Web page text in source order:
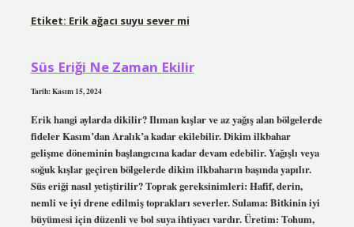
Etiket: Erik ağacı suyu sever mi
Süs Eriği Ne Zaman Ekilir
Tarih: Kasım 15, 2024
Erik hangi aylarda dikilir? Ilıman kışlar ve az yağış alan bölgelerde
fideler Kasım’dan Aralık’a kadar ekilebilir. Dikim ilkbahar
gelişme döneminin başlangıcına kadar devam edebilir. Yağışlı veya
soğuk kışlar geçiren bölgelerde dikim ilkbaharın başında yapılır.
Süs eriği nasıl yetiştirilir? Toprak gereksinimleri: Hafif, derin,
nemli ve iyi drene edilmiş toprakları severler. Sulama: Bitkinin iyi
büyümesi için düzenli ve bol suya ihtiyacı vardır. Üretim: Tohum,